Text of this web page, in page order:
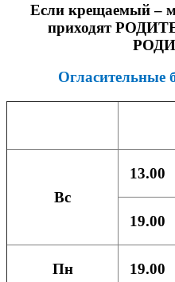
Если крещаемый –
приходят
Огласительные
Вс
13.00
19.00
Пн
19.00